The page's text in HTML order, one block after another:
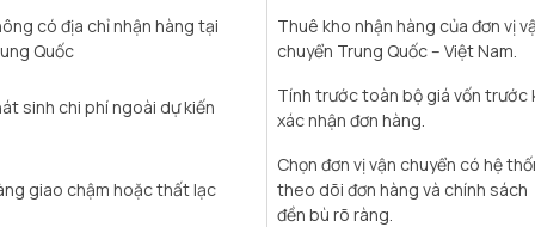
có địa chỉ nhận hàng tại
Quốc
Thuê kho nhận hàng của đơn vị
chuyển Trung Quốc – Việt Nam.
sinh chi phí ngoài dự kiến
Tính trước toàn bộ giá vốn trước
xác nhận đơn hàng.
giao chậm hoặc thất lạc
Chọn đơn vị vận chuyển có hệ
theo dõi đơn hàng và chính sách
đền bù rõ ràng.